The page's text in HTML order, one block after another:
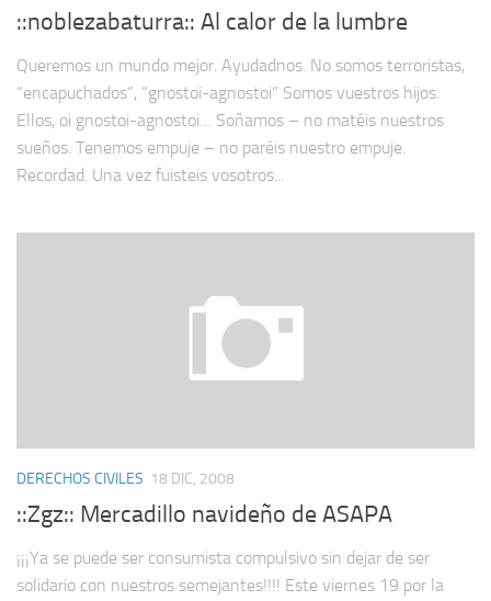
::noblezabaturra:: Al calor de la lumbre
Queremos un mundo mejor. Ayudadnos. No somos terroristas,
“encapuchados”, “gnostoi-agnostoi” Somos vuestros hijos.
Ellos, oi gnostoi-agnostoi… Soñamos – no matéis nuestros
sueños. Tenemos empuje – no paréis nuestro empuje.
Recordad. Una vez fuisteis vosotros...
DERECHOS CIVILES 18 DIC, 2008
::Zgz:: Mercadillo navideño de ASAPA
¡¡¡Ya se puede ser consumista compulsivo sin dejar de ser
solidario con nuestros semejantes!!!! Este viernes 19 por la